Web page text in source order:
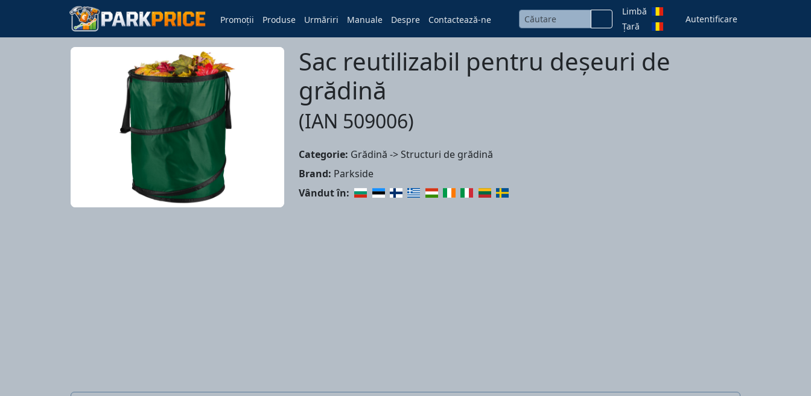
Promoții Produse Urmăriri Manuale Despre Contactează-ne
Limbă
Țară
Autentificare
Sac reutilizabil pentru deșeuri de
grădină
(IAN 509006)
Categorie: Grădină -> Structuri de grădină
Brand: Parkside
Vândut în: